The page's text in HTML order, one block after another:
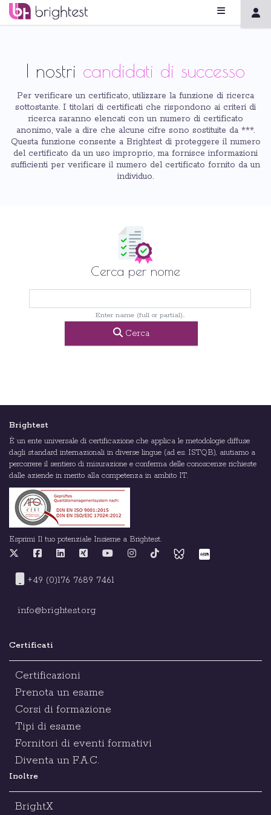
I nostri candidati di successo
Per verificare un certificato, utilizzare la funzione di ricerca
sottostante. I titolari di certificati che rispondono ai criteri di
ricerca saranno elencati con un numero di certificato
anonimo, vale a dire che alcune cifre sono sostituite da ***.
Questa funzione consente a Brightest di proteggere il numero
del certificato da un uso improprio, ma fornisce informazioni
sufficienti per verificare il numero del certificato fornito da un
individuo.
Cerca per nome
Enter name (full or partial)..
Cerca
Brightest
È un ente universale di certificazione che applica le metodologie diffuse
dagli standard internazionali in diverse lingue (ad es. ISTQB), aiutiamo a
percorrere il sentiero di misurazione e conferma delle conoscenze richieste
dalle aziende in merito alla competenza in ambito IT.
Esprimi Il tuo potenziale Insieme a Brightest.
+49 (0)176 7689 7461
info@brightest.org
Certificati
Certificazioni
Prenota un esame
Corsi di formazione
Tipi di esame
Fornitori di eventi formativi
Diventa un F.A.C.
Inoltre
BrightX